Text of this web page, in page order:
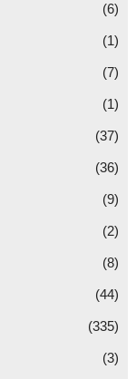
(6)
(1)
(7)
(1)
(37)
(36)
(9)
(2)
(8)
(44)
(335)
(3)